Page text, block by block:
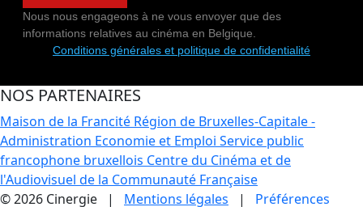
Nous nous engageons à ne vous envoyer que des
informations relatives au cinéma en Belgique.
Conditions générales et politique de confidentialité
NOS PARTENAIRES
Maison de la Francité Région de Bruxelles-Capitale -
Administration Economie et Emploi Service public
francophone bruxellois Centre du Cinéma et de
l'Audiovisuel de la Communauté Française
© 2026 Cinergie | Mentions légales | Préférences